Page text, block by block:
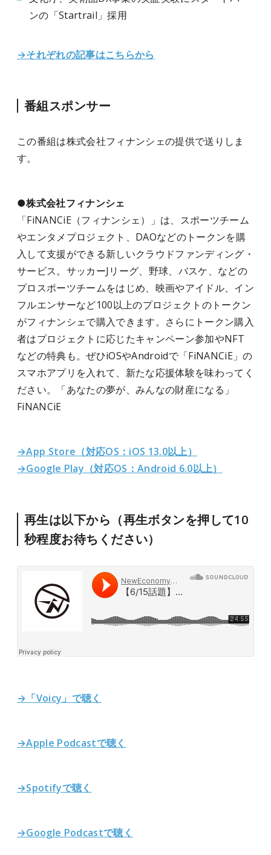
ンの「Startrail」採用
→それぞれの記事はこちらから
番組スポンサー
この番組は株式会社フィナンシェの提供で送りしま
す。
●株式会社フィナンシェ
「FiNANCiE（フィナンシェ）」は、スポーツチーム
やエンタメプロジェクト、DAOなどのトークンを購
入して支援ができる新しいクラウドファンディング・
サービス。サッカーJリーグ、野球、バスケ、などの
プロスポーツチームをはじめ、映画やアイドル、イン
フルエンサーなど100以上のプロジェクトのトークン
がフィナンシェで購入できます。さらにトークン購入
者はプロジェクトに応じたキャンペーン参加やNFT
などの特典も。ぜひiOSやAndroidで「FiNANCiE」の
スマホアプリを入れて、新たな応援体験を味わってく
ださい。「あなたの夢が、みんなの財産になる」
FiNANCiE
→App Store（対応OS：iOS 13.0以上）
→Google Play（対応OS：Android 6.0以上）
再生は以下から（再生ボタンを押して10
秒程度お待ちください）
→「Voicy」で聴く
→Apple Podcastで聴く
→Spotifyで聴く
→Google Podcastで聴く